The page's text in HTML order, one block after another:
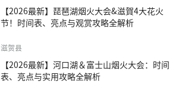
【2026最新】琵琶湖烟火大会&滋賀4大花火
节！时间表、亮点与观赏攻略全解析
滋贺县
【2026最新】河口湖＆富士山烟火大会：时间
表、亮点与实用攻略全解析